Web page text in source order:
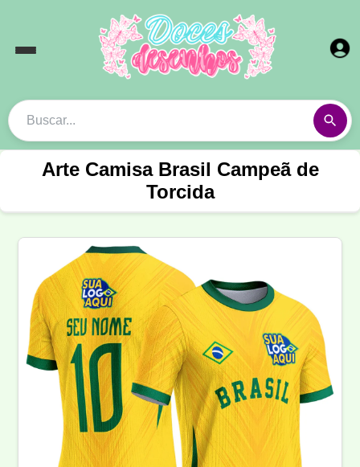
Arte Camisa Brasil Campeã de
Torcida